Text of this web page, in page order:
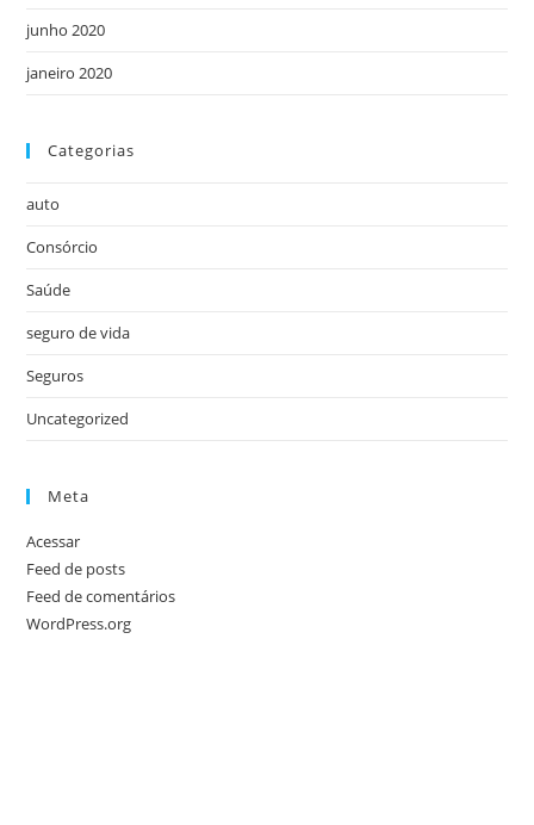
junho 2020
janeiro 2020
Categorias
auto
Consórcio
Saúde
seguro de vida
Seguros
Uncategorized
Meta
Acessar
Feed de posts
Feed de comentários
WordPress.org